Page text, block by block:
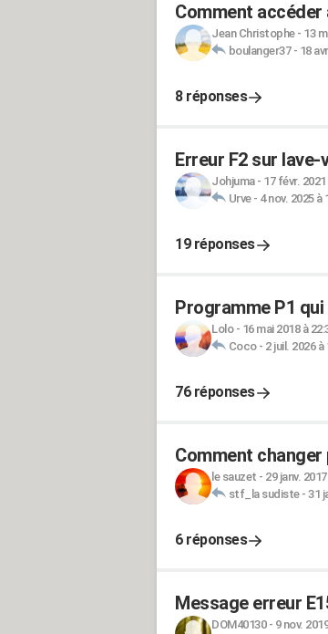
Comment accéder
Jean Christophe- 13
boulanger37- 18
8 réponses
Erreur F2 sur lave-
Johjuma- 17 févr. 2021
Urve- 4 nov. 2025 à
19 réponses
Programme P1
Lolo- 16 mai 2018 à
Coco- 2 juil. 2026 à
76 réponses
Comment changer
le sauzet - 29 janv.
stf_la sudiste- 31
6 réponses
Message erreur
DOM40130- 9 nov.